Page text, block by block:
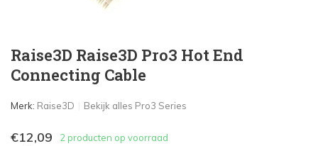
Raise3D Raise3D Pro3 Hot End
Connecting Cable
Merk: Raise3D Bekijk alles Pro3 Series
€12,09 2 producten op voorraad